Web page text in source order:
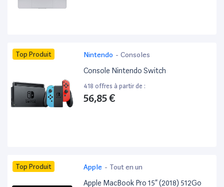
Top Produit Nintendo - Consoles
Console Nintendo Switch
418 offres à partir de :
56,85 €
Top Produit Apple - Tout en un
Apple MacBook Pro 15” (2018) 512Go